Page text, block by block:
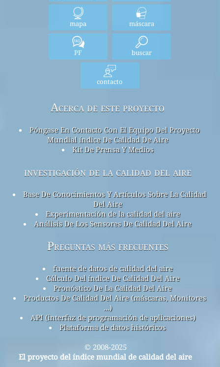
mapa máscara
PF buscar
contacto
Acerca de este proyecto
Póngase En Contacto Con El Equipo Del Proyecto
Mundial índice De Calidad De Aire
Kit De Prensa Y Medios
investigación de la calidad del aire
Base De Conocimientos Y Artículos Sobre La Calidad
Del Aire
Experimentación de la calidad del aire
Análisis De Los Sensores De Calidad Del Aire
Preguntas más frecuentes
fuente de datos de calidad del aire
Cálculo Del índice De Calidad Del Aire
Pronóstico De La Calidad Del Aire
Productos De Calidad Del Aire (máscaras, Monitores
...)
API (interfaz de programación de aplicaciones)
Plataforma de datos históricos
© 2008-2025
El proyecto del índice mundial de calidad del aire